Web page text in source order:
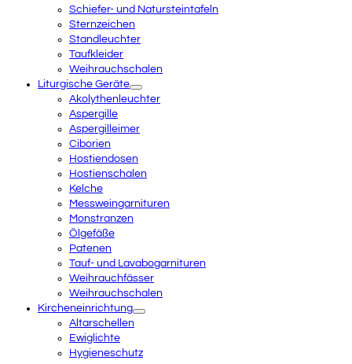
Schiefer- und Natursteintafeln
Sternzeichen
Standleuchter
Taufkleider
Weihrauchschalen
Liturgische Geräte
Akolythenleuchter
Aspergille
Aspergilleimer
Ciborien
Hostiendosen
Hostienschalen
Kelche
Messweingarnituren
Monstranzen
Ölgefäße
Patenen
Tauf- und Lavabogarnituren
Weihrauchfässer
Weihrauchschalen
Kircheneinrichtung
Altarschellen
Ewiglichte
Hygieneschutz